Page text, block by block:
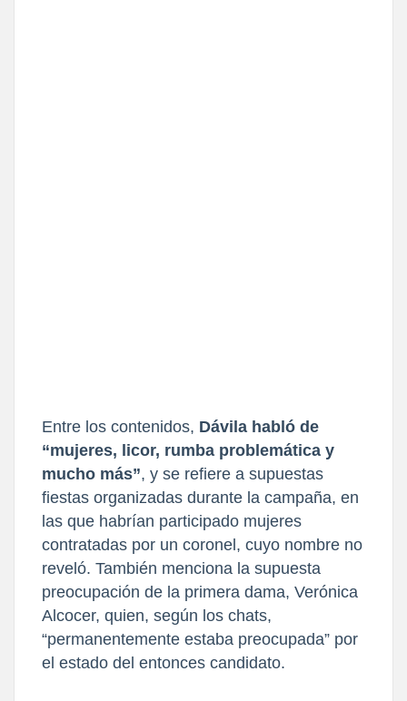
Entre los contenidos, Dávila habló de
“mujeres, licor, rumba problemática y
mucho más”, y se refiere a supuestas
fiestas organizadas durante la campaña, en
las que habrían participado mujeres
contratadas por un coronel, cuyo nombre no
reveló. También menciona la supuesta
preocupación de la primera dama, Verónica
Alcocer, quien, según los chats,
“permanentemente estaba preocupada” por
el estado del entonces candidato.